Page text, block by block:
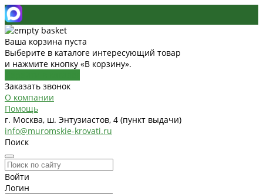
Ваша корзина пуста
Выберите в каталоге интересующий товар
и нажмите кнопку «В корзину».
Заказать звонок
О компании
Помощь
г. Москва, ш. Энтузиастов, 4 (пункт выдачи)
info@muromskie-krovati.ru
Поиск
Войти
Логин